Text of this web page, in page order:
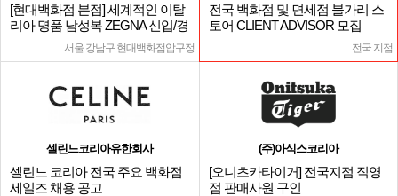
[현대백화점 본점] 세계적인 이탈
리아 명품 남성복 ZEGNA 신입/경
서울 강남구 현대백화점압구정
전국 백화점 및 면세점 불가리 스
토어 CLIENT ADVISOR 모집
전국 지점
셀린느코리아유한회사
셀린느 코리아 전국 주요 백화점
세일즈 채용 공고
(주)아식스코리아
[오니츠카타이거] 전국지점 직영
점 판매사원 구인